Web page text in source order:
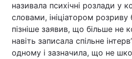
називала психічні розлади у
словами, ініціатором
пізніше заявив, що більше не
навіть записала спільне
одному і зазначила, що не